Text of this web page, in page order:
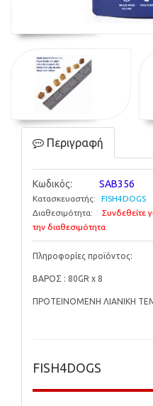
Περιγραφή
Κωδικός: SAB356
Κατασκευαστής:
FISH4DOGS
Διαθεσιμότητα:
Συνδεθείτε
την διαθεσιμότητα
Πληροφορίες προϊόντος:
ΒΑΡΟΣ : 80GR x 8
ΠΡΟΤΕΙΝΟΜΕΝΗ ΛΙΑΝΙΚΗ
FISH4DOGS